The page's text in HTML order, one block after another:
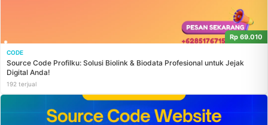
Rp 69.010
CODE
Source Code Profilku: Solusi Biolink & Biodata Profesional untuk Jejak
Digital Anda!
192 terjual